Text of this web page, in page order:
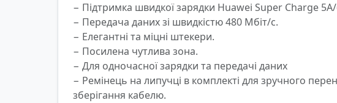
− Підтримка швидкої зарядки Huawei Super Charge 5A/
− Передача даних зі швидкістю 480 Мбіт/с.
− Елегантні та міцні штекери.
− Посилена чутлива зона.
− Для одночасної зарядки та передачі даних
− Ремінець на липучці в комплекті для зручного
зберігання кабелю.